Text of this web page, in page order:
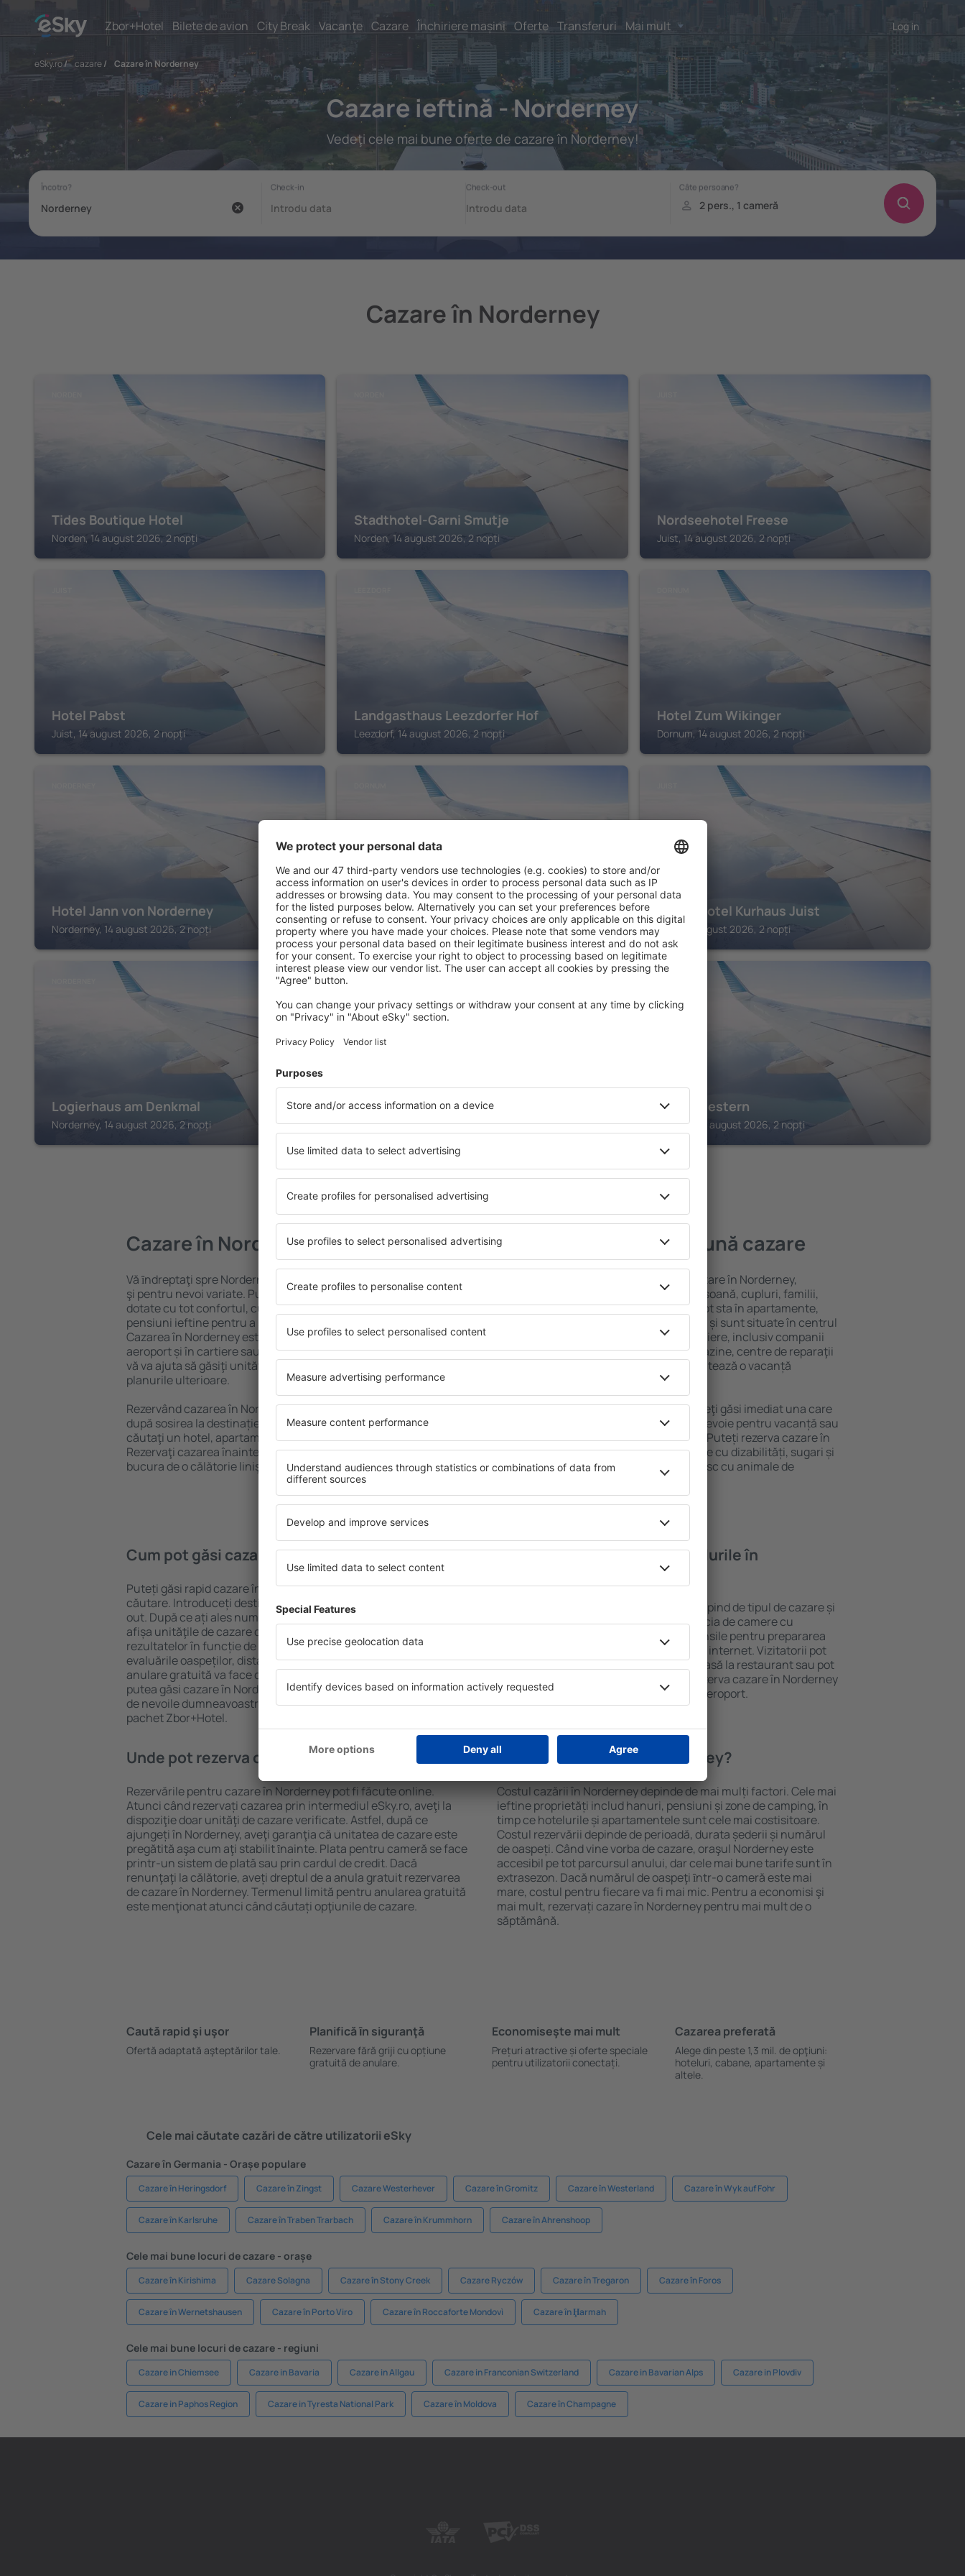
Zbor+Hotel Bilete de avion City Break Vacanţe Cazare Închiriere mașini Oferte Transferuri Mai mult Log in
eSky.ro/ cazare/ Cazare în Norderney
Cazare ieftină - Norderney
Vedeţi cele mai bune oferte de cazare în Norderney!
Cazare în Norderney
Tides Boutique Hotel
Norden, 14 august 2026, 2 nopți
Stadthotel-Garni Smutje
Norden, 14 august 2026, 2 nopți
Nordseehotel Freese
Juist, 14 august 2026, 2 nopți
Hotel Pabst
Juist, 14 august 2026, 2 nopți
Landgasthaus Leezdorfer Hof
Leezdorf, 14 august 2026, 2 nopți
Hotel Zum Wikinger
Dornum, 14 august 2026, 2 nopți
Hotel Jann von Norderney
Norderney, 14 august 2026, 2 nopți
Mühlenhof Nesse
Dornum, 14 august 2026, 2 nopți
Strandhotel Kurhaus Juist
Juist, 14 august 2026, 2 nopți
Logierhaus am Denkmal
Norderney, 14 august 2026, 2 nopți
Kleine Möwe
Dornum, 14 august 2026, 2 nopți
Haus Seestern
Dornum, 14 august 2026, 2 nopți
Vedeţi mai multe oferte în Norderney
Cazare în Norderney
Vă ȋndreptaţi spre Norderney? Găsiți cazare pentru fiecare buget
şi pentru nevoi variate. Puteți beneficia de proprietăți spațioase,
dotate cu tot confortul, cu numeroase facilități, precum și de
pensiuni ieftine pentru a sta câteva zile în timpul unui city break.
Cazarea în Norderney este disponibilă în centrul orașului, lângă
aeroport și în cartiere sau regiuni mai puțin populare. Acest lucru
vă va ajuta să găsiţi unităţi de cazare în funcție de nevoi și de
planurile ulterioare.
Rezervând cazarea în Norderney mai devreme, aveți garanţia că
după sosirea la destinație vă puteţi relaxa, fără a fi nevoie să
căutaţi un hotel, apartament sau altă unitate de cazare.
Rezervaţi cazarea înainte de călătoria spre Norderney și vă veţi
bucura de o călătorie liniştită.
Norderney – cea mai bună cazare
Puteți alege dintr-o ofertă variată de cazare în Norderney,
inclusiv proprietăți pentru o singură persoană, cupluri, familii,
persoane ȋn vârstă și grupuri. Oaspeţii pot sta în apartamente,
hoteluri și pensiuni care oferă intimitate și sunt situate în centrul
orașului Norderney. Facilitățile din apropiere, inclusiv companii
de închirieri auto, transport public, magazine, centre de reparaţii
și locuri de relaxare sau distracţie, garantează o vacanță
Dacă doriţi cazare de lux în Norderney, veţi găsi imediat una care
să se potrivească. Veți găsi tot ce aveți nevoie pentru vacanță sau
călătoria de afaceri la destinația aleasă. Puteți rezerva cazare în
Norderney cu facilități pentru persoanele cu dizabilități, sugari și
copii, precum și pentru cei care călătoresc cu animale de
Cum pot găsi cazare în Norderney?
Puteți găsi rapid cazare în Norderney folosind un motor de
căutare. Introduceți destinația și datele de check-in și check-
out. După ce ați ales numărul de persoane, motorul de căutare va
afișa unităţile de cazare disponibile în Norderney. Filtrarea
rezultatelor în funcție de tipul proprietăţii, numărul de stele,
evaluările oaspeților, distanța față de centru și opțiunea de
anulare gratuită va face căutarea mult mai ușoară. Astfel veți
putea găsi cazare în Norderney în doar câteva minute. În funcție
de nevoile dumneavoastră, puteți rezerva doar cazare sau un
pachet Zbor+Hotel.
Ce fel de facilităţi oferă hotelurile în
Facilitățile proprietăţilor în Norderney depind de tipul de cazare și
de numărul de stele. Oaspeții pot beneficia de camere cu
chicinetă, balcon, aer condiționat, ustensile pentru prepararea
ceaiului şi a cafelei, prosoape și acces la internet. Vizitatorii pot
avea parcare gratuită, pot comanda o masă la restaurant sau pot
alege un hotel cu piscină. În plus, pot rezerva cazare în Norderney
la proprietăți care oferă transport de la aeroport.
Unde pot rezerva cazare în Norderney?
Rezervările pentru cazare în Norderney pot fi făcute online.
Atunci când rezervați cazarea prin intermediul eSky.ro, aveţi la
dispoziţie doar unităţi de cazare verificate. Astfel, după ce
ajungeți în Norderney, aveţi garanţia că unitatea de cazare este
pregătită aşa cum aţi stabilit ȋnainte. Plata pentru cameră se face
printr-un sistem de plată sau prin cardul de credit. Dacă
renunţaţi la călătorie, aveți dreptul de a anula gratuit rezervarea
de cazare în Norderney. Termenul limită pentru anularea gratuită
este menţionat atunci când căutați opţiunile de cazare.
Cât costă cazarea în Norderney?
Costul cazării în Norderney depinde de mai mulți factori. Cele mai
ieftine proprietăți includ hanuri, pensiuni și zone de camping, în
timp ce hotelurile și apartamentele sunt cele mai costisitoare.
Costul rezervării depinde de perioadă, durata șederii și numărul
de oaspeți. Când vine vorba de cazare, oraşul Norderney este
accesibil pe tot parcursul anului, dar cele mai bune tarife sunt în
extrasezon. Dacă numărul de oaspeţi ȋntr-o cameră este mai
mare, costul pentru fiecare va fi mai mic. Pentru a economisi şi
mai mult, rezervați cazare în Norderney pentru mai mult de o
săptămână.
Caută rapid şi uşor
Ofertă adaptată aşteptărilor tale.
Planifică ȋn siguranţă
Rezervare fără griji cu opțiune
gratuită de anulare.
Economiseşte mai mult
Prețuri atractive și oferte speciale
pentru utilizatorii conectați.
Cazarea preferată
Alege din peste 1,3 mil. de opţiuni:
hoteluri, cabane, apartamente și
altele.
Cele mai căutate cazări de către utilizatorii eSky
Cazare în Germania - Orașe populare
Cazare în Heringsdorf Cazare în Zingst Cazare Westerhever Cazare în Gromitz Cazare în Westerland Cazare în Wyk auf Fohr
Cazare în Karlsruhe Cazare în Traben Trarbach Cazare în Krummhorn Cazare în Ahrenshoop
Cele mai bune locuri de cazare - orașe
Cazare în Kirishima Cazare Solagna Cazare în Stony Creek Cazare Ryczów Cazare în Tregaron Cazare în Foros
Cazare în Wernetshausen Cazare în Porto Viro Cazare în Roccaforte Mondovì Cazare în Ḩarmah
Cele mai bune locuri de cazare - regiuni
Cazare in Chiemsee Cazare in Bavaria Cazare in Allgau Cazare in Franconian Switzerland Cazare in Bavarian Alps Cazare in Plovdiv
Cazare in Paphos Region Cazare in Tyresta National Park Cazare în Moldova Cazare în Champagne